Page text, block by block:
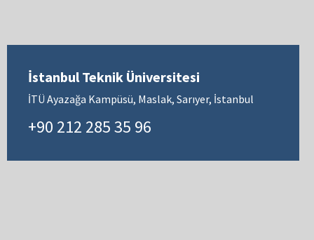
İstanbul Teknik Üniversitesi
İTÜ Ayazağa Kampüsü, Maslak, Sarıyer, İstanbul
+90 212 285 35 96